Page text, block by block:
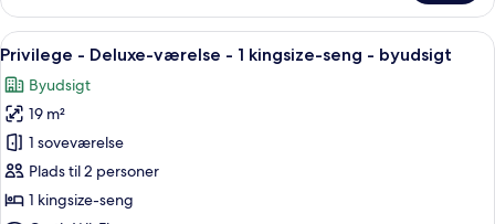
seng
-
Deluxe-
værelse
kingsize-
seng
Indlæs
alle
billeder
af
Privilege
-
Deluxe-
Et hotelværelse med seng,
12
Privilege - Deluxe-værelse - 1 kingsize-seng - byudsigt
Byudsigt
19 m²
1 soveværelse
Plads til 2 personer
1 kingsize-seng